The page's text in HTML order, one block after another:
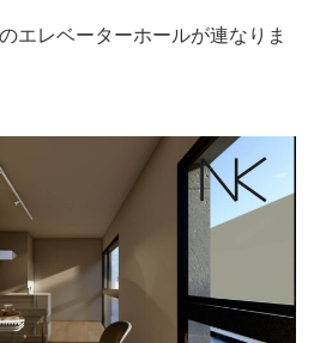
エレベーターホールが連なりま